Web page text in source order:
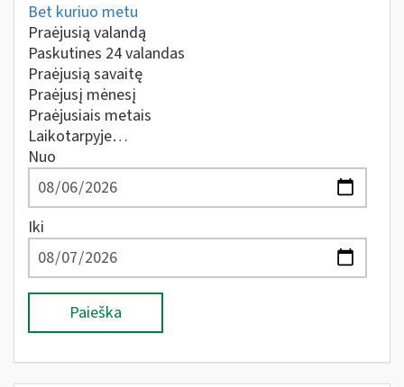
Bet kuriuo metu
Praėjusią valandą
Paskutines 24 valandas
Praėjusią savaitę
Praėjusį mėnesį
Praėjusiais metais
Laikotarpyje…
Nuo
Iki
Paieška